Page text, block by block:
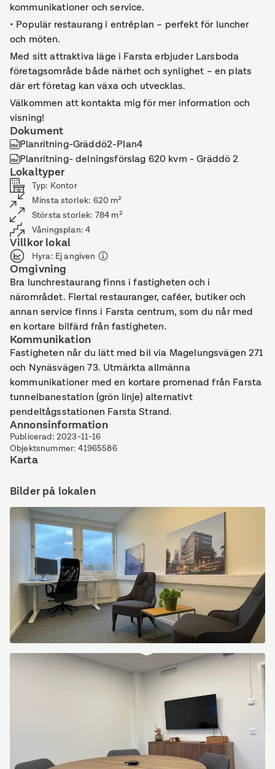
kommunikationer och service.
• Populär restaurang i entréplan – perfekt för luncher
och möten.
Med sitt attraktiva läge i Farsta erbjuder Larsboda
företagsområde både närhet och synlighet – en plats
där ert företag kan växa och utvecklas.
Välkommen att kontakta mig för mer information och
visning!
Dokument
Planritning-Gräddö2-Plan4
Planritning- delningsförslag 620 kvm - Gräddö 2
Lokaltyper
Typ: Kontor
Minsta storlek: 620 m²
Största storlek: 784 m²
Våningsplan:4
Villkor lokal
Hyra: Ej angiven
Omgivning
Bra lunchrestaurang finns i fastigheten och i
närområdet. Flertal restauranger, caféer, butiker och
annan service finns i Farsta centrum, som du når med
en kortare bilfärd från fastigheten.
Kommunikation
Fastigheten når du lätt med bil via Magelungsvägen 271
och Nynäsvägen 73. Utmärkta allmänna
kommunikationer med en kortare promenad från Farsta
tunnelbanestation (grön linje) alternativt
pendeltågsstationen Farsta Strand.
Annonsinformation
Publicerad: 2023-11-16
Objektsnummer:41965586
Karta
Bilder på lokalen